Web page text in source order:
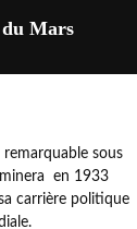
Mars
sous
en 1933
carrière politique